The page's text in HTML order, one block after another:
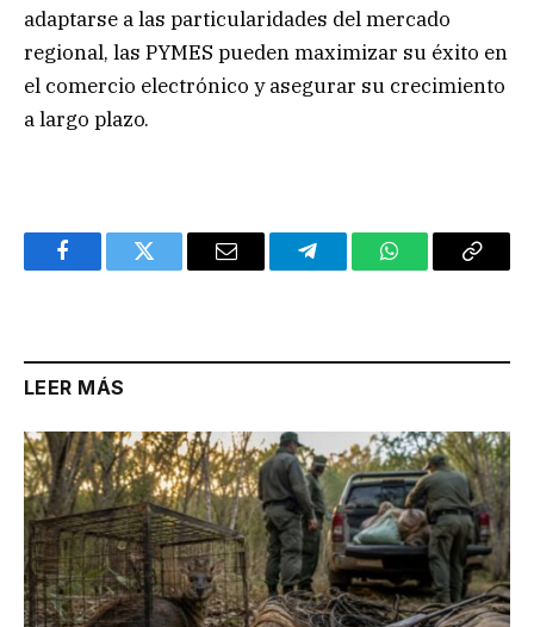
adaptarse a las particularidades del mercado
regional, las PYMES pueden maximizar su éxito en
el comercio electrónico y asegurar su crecimiento
a largo plazo.
FacebookTwitter Email TelegramWhatsAppCopy
LEER MÁS